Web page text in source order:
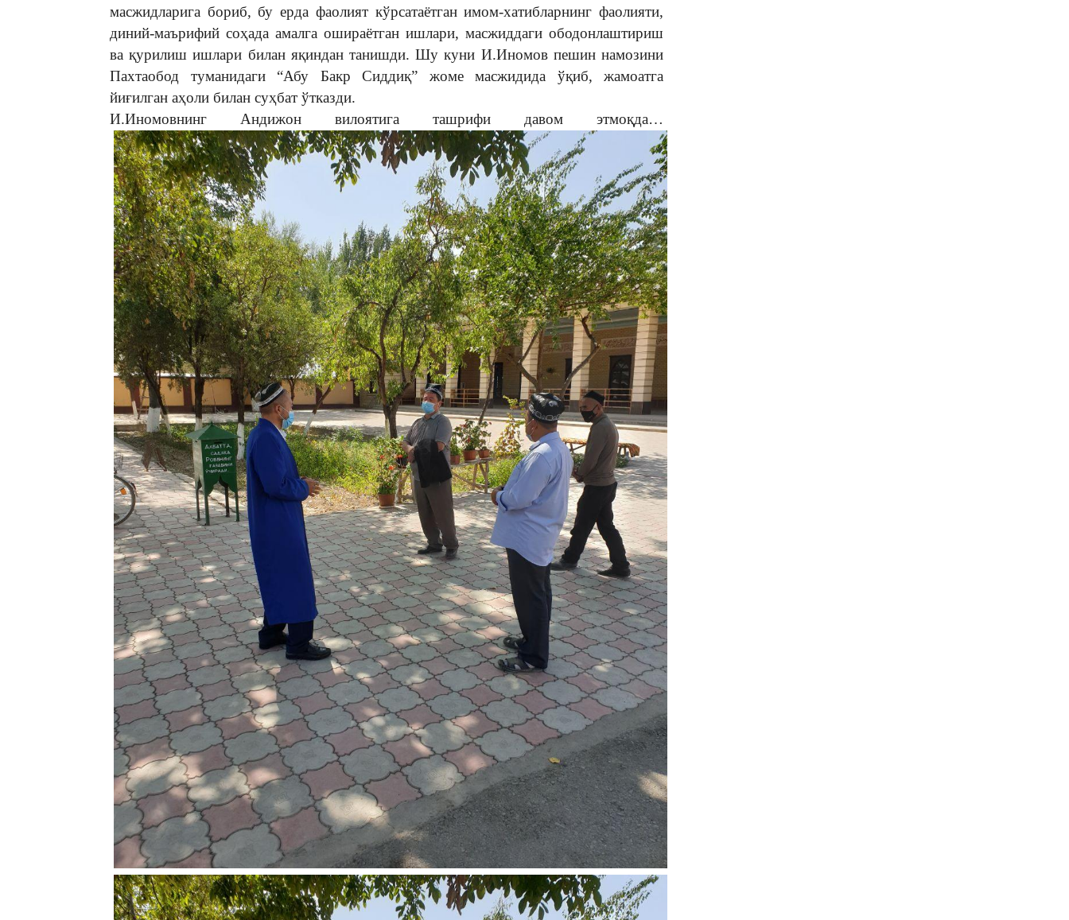
масжидларига бориб, бу ерда фаолият кўрсатаётган имом-хатибларнинг фаолияти,
диний-маърифий соҳада амалга ошираётган ишлари, масжиддаги ободонлаштириш
ва қурилиш ишлари билан яқиндан танишди. Шу куни И.Иномов пешин намозини
Пахтаобод туманидаги “Абу Бакр Сиддиқ” жоме масжидида ўқиб, жамоатга
йиғилган аҳоли билан суҳбат ўтказди.
И.Иномовнинг Андижон вилоятига ташрифи давом этмоқда…